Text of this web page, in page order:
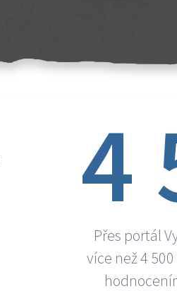
4
Přes portál
více než 4